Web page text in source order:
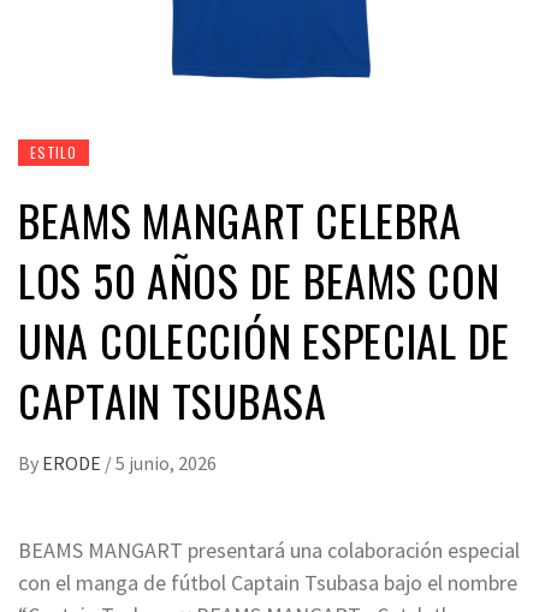
ESTILO
BEAMS MANGART CELEBRA
LOS 50 AÑOS DE BEAMS CON
UNA COLECCIÓN ESPECIAL DE
CAPTAIN TSUBASA
By ERODE /5 junio, 2026
BEAMS MANGART presentará una colaboración especial
con el manga de fútbol Captain Tsubasa bajo el nombre